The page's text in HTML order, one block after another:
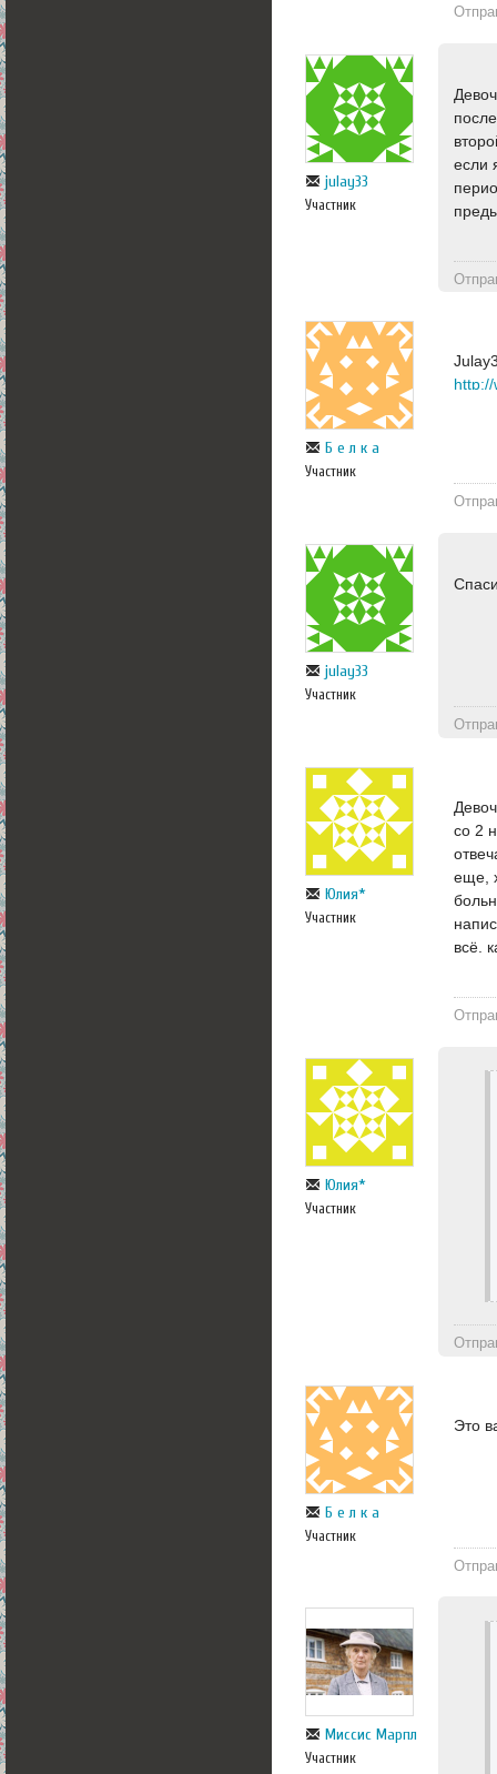
julay33
Участник
если
Б е л к а
Участник
julay33
Участник
Юлия*
Участник
со 2
еще,
всё.
Юлия*
Участник
Б е л к а
Участник
Это
Миссис Марпл
Участник